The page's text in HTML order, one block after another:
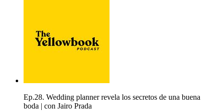
Ep.28. Wedding planner revela los secretos de una buena
boda | con Jairo Prada